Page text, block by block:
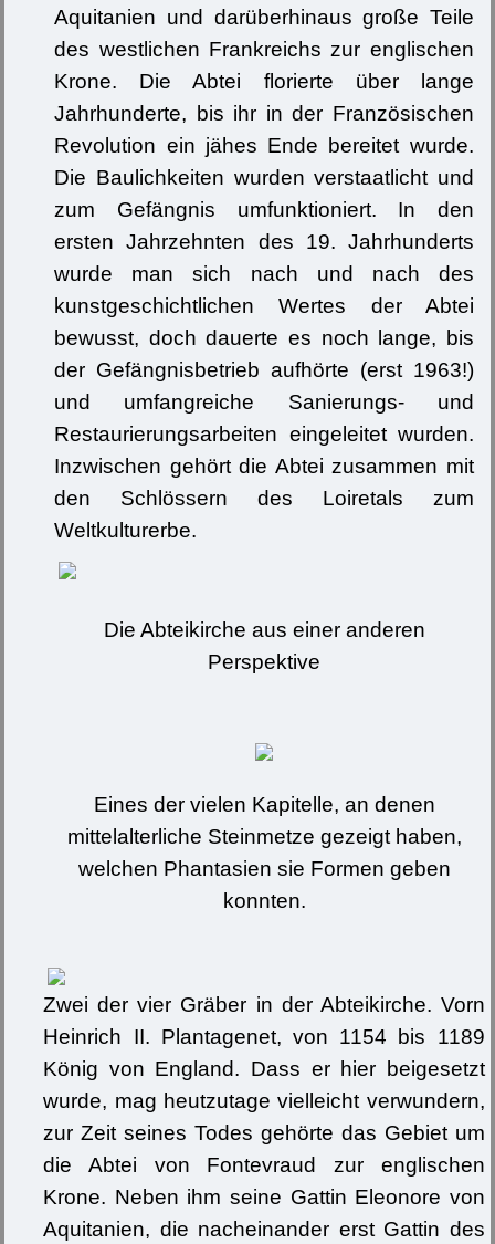
Aquitanien und darüberhinaus große Teile
des westlichen Frankreichs zur englischen
Krone. Die Abtei florierte über lange
Jahrhunderte, bis ihr in der Französischen
Revolution ein jähes Ende bereitet wurde.
Die Baulichkeiten wurden verstaatlicht und
zum Gefängnis umfunktioniert. In den
ersten Jahrzehnten des 19. Jahrhunderts
wurde man sich nach und nach des
kunstgeschichtlichen Wertes der Abtei
bewusst, doch dauerte es noch lange, bis
der Gefängnisbetrieb aufhörte (erst 1963!)
und umfangreiche Sanierungs- und
Restaurierungsarbeiten eingeleitet wurden.
Inzwischen gehört die Abtei zusammen mit
den Schlössern des Loiretals zum
Weltkulturerbe.
Die Abteikirche aus einer anderen
Perspektive
Eines der vielen Kapitelle, an denen
mittelalterliche Steinmetze gezeigt haben,
welchen Phantasien sie Formen geben
konnten.
Zwei der vier Gräber in der Abteikirche. Vorn
Heinrich II. Plantagenet, von 1154 bis 1189
König von England. Dass er hier beigesetzt
wurde, mag heutzutage vielleicht verwundern,
zur Zeit seines Todes gehörte das Gebiet um
die Abtei von Fontevraud zur englischen
Krone. Neben ihm seine Gattin Eleonore von
Aquitanien, die nacheinander erst Gattin des